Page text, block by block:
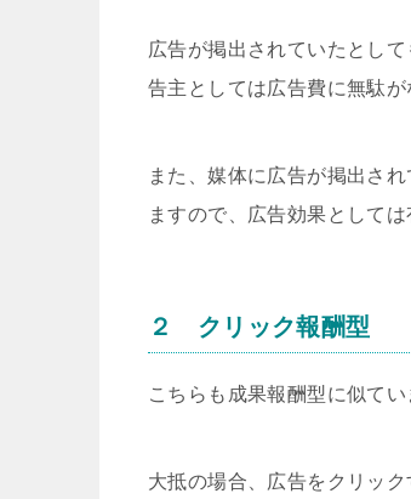
広告が掲出されていたとし
告主としては広告費に無駄
また、媒体に広告が掲出さ
ますので、広告効果としては
２ クリック報酬型
こちらも成果報酬型に似てい
大抵の場合、広告をクリッ